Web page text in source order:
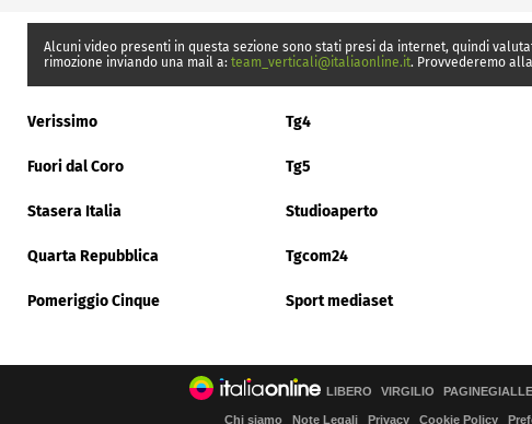
Alcuni video presenti in questa sezione sono stati presi da internet, quindi
rimozione inviando una mail a: team_verticali@italiaonline.it. Provvederemo
Verissimo Tg4
Fuori dal Coro Tg5
Stasera Italia Studioaperto
Quarta Repubblica Tgcom24
Pomeriggio Cinque Sport mediaset
LIBERO VIRGILIO PAGINEGIALLE
Chi siamo Note Legali Privacy Cookie Policy